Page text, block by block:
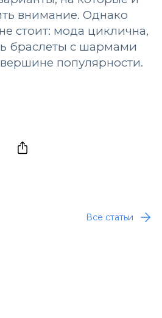
внимание. Однако
стоит: мода циклична,
браслеты с шармами
популярности.
Все статьи